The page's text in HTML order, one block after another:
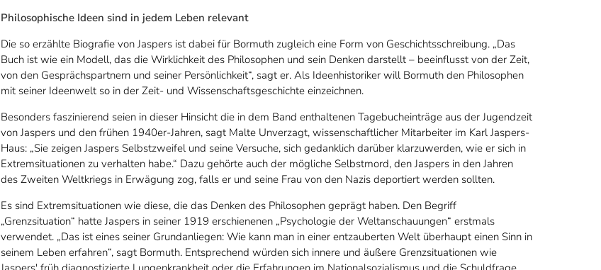
Philosophische Ideen sind in jedem Leben relevant
Die so erzählte Biografie von Jaspers ist dabei für Bormuth zugleich eine Form von Geschichtsschreibung. „Das
Buch ist wie ein Modell, das die Wirklichkeit des Philosophen und sein Denken darstellt – beeinflusst von der Zeit,
von den Gesprächspartnern und seiner Persönlichkeit“, sagt er. Als Ideenhistoriker will Bormuth den Philosophen
mit seiner Ideenwelt so in der Zeit- und Wissenschaftsgeschichte einzeichnen.
Besonders faszinierend seien in dieser Hinsicht die in dem Band enthaltenen Tagebucheinträge aus der Jugendzeit
von Jaspers und den frühen 1940er-Jahren, sagt Malte Unverzagt, wissenschaftlicher Mitarbeiter im Karl Jaspers-
Haus: „Sie zeigen Jaspers Selbstzweifel und seine Versuche, sich gedanklich darüber klarzuwerden, wie er sich in
Extremsituationen zu verhalten habe.“ Dazu gehörte auch der mögliche Selbstmord, den Jaspers in den Jahren
des Zweiten Weltkriegs in Erwägung zog, falls er und seine Frau von den Nazis deportiert werden sollten.
Es sind Extremsituationen wie diese, die das Denken des Philosophen geprägt haben. Den Begriff
„Grenzsituation“ hatte Jaspers in seiner 1919 erschienenen „Psychologie der Weltanschauungen“ erstmals
verwendet. „Das ist eines seiner Grundanliegen: Wie kann man in einer entzauberten Welt überhaupt einen Sinn in
seinem Leben erfahren“, sagt Bormuth. Entsprechend würden sich innere und äußere Grenzsituationen wie